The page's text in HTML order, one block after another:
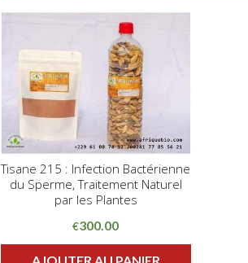
CLIQUEZ POUR VOIR
ADD WISHLIST
Tisane 215 : Infection Bactérienne
du Sperme, Traitement Naturel
par les Plantes
€300.00
AJOUTER AU PANIER